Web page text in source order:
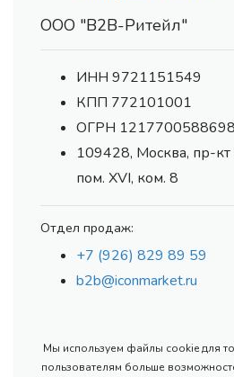
ООО "В2В-Ритейл"
ИНН 9721151549
КПП 772101001
ОГРН 1217700588698
109428, Москва, пр-
пом. XVI, ком. 8
Отдел продаж:
+7 (926) 829 89 59
b2b@iconmarket.ru
Мы используем файлы cookie для
пользователям больше